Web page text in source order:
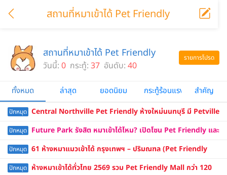
สถานที่หมาเข้าได้ Pet Friendly
รายการโปรด
สถานที่หมาเข้าได้ Pet Friendly
วันนี้: 0 กระทู้: 37 อันดับ: 40
ทั้งหมด ล่าสุด ยอดนิยม กระทู้ร้อนแรง สำคัญ
ปักหมุด Central Northville Pet Friendly ห้างใหม่นนทบุรี มี Petville
Pet Park น้องหมาเข้าได้ไหม อัปเดต 2569
ปักหมุด Future Park รังสิต หมาเข้าได้ไหม? เปิดโซน Pet Friendly และ
สนามวิ่งเล่นแล้ว
ปักหมุด 61 ห้างหมาแมวเข้าได้ กรุงเทพฯ – ปริมณฑล (Pet Friendly
Mall) อัปเดต 2569
ปักหมุด ห้างหมาเข้าได้ทั่วไทย 2569 รวม Pet Friendly Mall กว่า 120